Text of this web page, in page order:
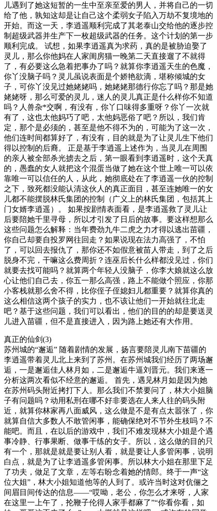
儿遇到了她这短暂的一生中至亲至爱的男人，并将自己的一切
给了他，孰知这却是让自己这个柔弱女子陷入万劫不复境地的
开始。而这一天，李逍遥顺利完成了其老泰山交给他的逐步控
制超级武器并生产下一枚超级武器的任务。这个计划的第一步
顺利完成。 试想，如果李逍遥真为求药，真的是被胁迫娶了
灵儿，那么你他妈在人家闺房猫一晚第二天直接遛了不就得
了，有必要这么急着把事办了吗？就算你李逍遥天生的色魔，
你丫没脑子吗？灵儿虽说表面是个娇艳欲滴，堪称倾城的女
子，可你丫没见过她姥姥吗，她姥姥那德行你忘了吗？那是她
姥姥呀，那么可爱的灵儿，迷人的灵儿真正是什么样你不知道
吗？人兽杂*交啊，有没有，你丫口味得多重呀？你丫一次就
有了，这也太他妈巧了吧，太他妈恶俗了吧？所以，我们肯
定，那个是必须的，甚至是他不得不为的，可能为了这一次，
他们连时间都算好了，有没有，目的就是为了让灵儿生下他们
得以控制的后裔。 正是基于李逍遥上述作为，当灵儿在周围
的亲人被全部杀光掳去之后，第一眼看到李逍遥时，这个天真
的，愚蠢的女人就把这个混蛋当做了她在这个世上唯一可以依
靠唯一可以信任的人，从此，她彻底处在了李逍遥一伙的控制
之下，致死都没能认清这伙人的真正面目，甚至连她唯一的女
儿都不能摆脱林氏集团的控制（广义上的林氏集团，包括其上
门女婿李逍遥）。 如果按剧情表面看，是李逍遥救了灵儿让
后要陪她千里寻母，所以才引发了日后的故事。要这样想那么
这些问题怎么解释：当年费劲九牛二虎之力才得以逃出苗疆，
你自己却要自投罗网往回走？如果说现在法力高强了，不怕
了，可以回去报仇了，那你还不如假意被苗人带走，到了之后
脱身不完，干嘛这么费周折？连巫后长什么样都没见过，你们
就要去找可能吗？就算两个年轻人没脑子，你李大娘就这么放
心让他们自己去，你五一那么高强，路上不能做个照应，你那
小客栈就那么舍不得，比你侄子侄媳妇儿都重要？就算你真的
这么相信这两个孩子的实力，也不该让他们一开始就往北走
吧？基于这些问题，我们可以看出，他们的目的的却是要送灵
儿进入苗疆，但不是直接进入，因为路上她还有大作用。
真正的仙剑(3)
苏州城的“邂逅” 随着剧情的发展，扬言要陪灵儿南下苗疆的
李逍遥带着灵儿北上来到了苏州。在苏州城我们经历了两场邂
逅，一是邂逅佳人林月如，二是邂逅牛逼刘晋元。我们来逐一
分析这两次看似不经意的邂逅。 首先，遇见林月如是因为她
在苏州码头附近拷打下人。那么我们不禁要问了，林大小姐脑
子有问题吗？动用私刑在哪不好非要选在人来人往的码头附
近，就算你林家再八面威风，这么做是不是有点太嚣张了，你
就算自信大多数人不敢管闲事，能确保绝对不节外生枝吗？不
能吧。而且，在以后的游戏中，我们不难发现林大小姐是个遇
事冷静、行事果断、做事干练的女子。所以，这么做的目的只
有一个，那就是就是要让别人看，就是要让人多管闲事，说明
白点，就是为了让李逍遥多管闲事。所以林大小姐在那里下足
了功夫，做足了文章，左等右盼念着她的情郎。终于一声“这
位大姐”，林大小姐知道他等的人到了。或许当时这对伉俪之
间眉目间传达的信息——“哎呦，老公，你怎么才来呀，人家
在这里一上午了，抡鞭子伦得人家手都麻了”“你看你看，如